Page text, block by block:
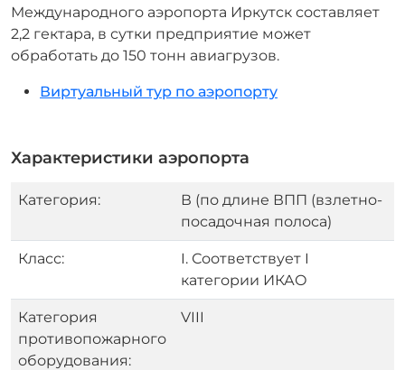
Международного аэропорта Иркутск составляет
2,2 гектара, в сутки предприятие может
обработать до 150 тонн авиагрузов.
Виртуальный тур по аэропорту
Характеристики аэропорта
Категория:
В (по длине ВПП (взлетно-
посадочная полоса)
Класс:
I. Соответствует I
категории ИКАО
Категория
противопожарного
оборудования:
VIII